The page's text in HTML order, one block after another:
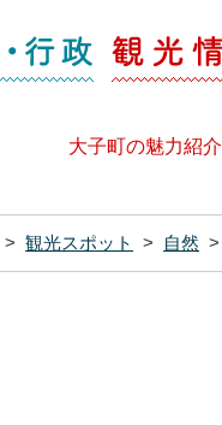
ージ 観光情報
くらし・行政
大子町の魅力紹介
> 観光スポット > 自然 >